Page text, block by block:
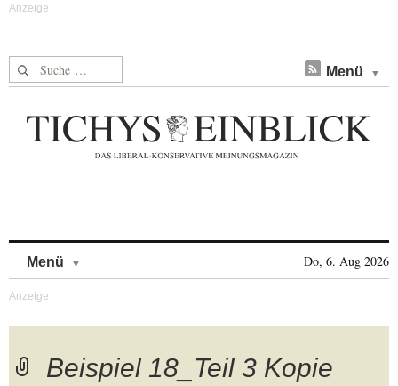
Suche nach: Menü
Menü Do, 6. Aug 2026
Beispiel 18_Teil 3 Kopie